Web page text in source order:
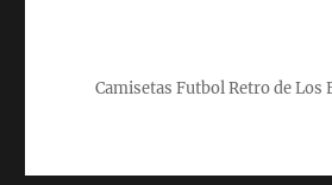
Camisetas Futbol Retro de Los